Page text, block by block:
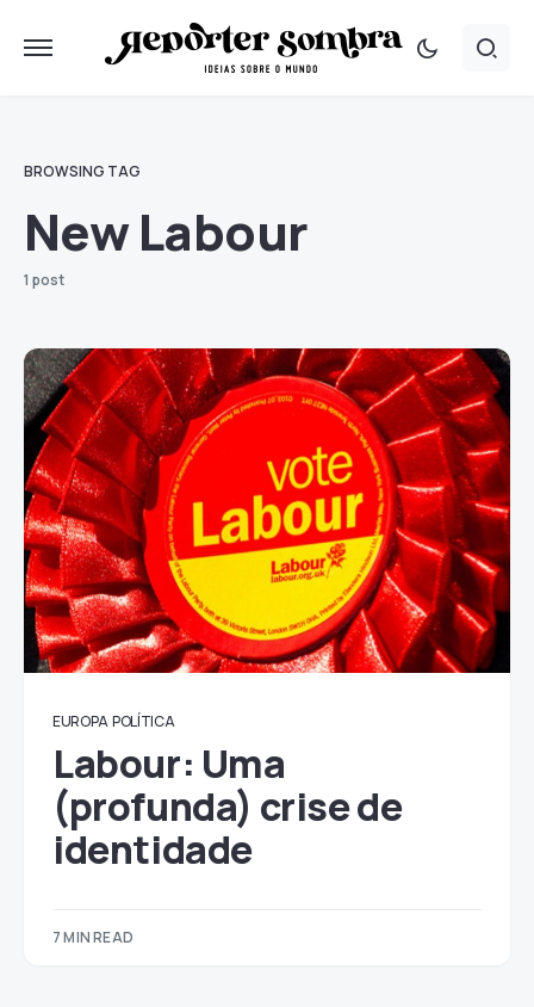
BROWSING TAG
New Labour
1 post
EUROPA POLÍTICA
Labour: Uma
(profunda) crise de
identidade
7 MIN READ